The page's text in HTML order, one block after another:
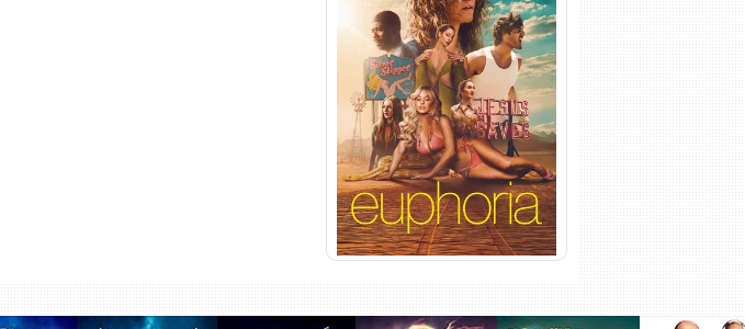
Euphoria 3ª Temporada
Torrent (2026) WEB-DL 1080p
Dual Áudio